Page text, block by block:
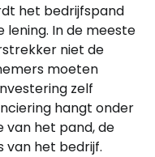
het bedrijfspand
In de meeste
niet de
moeten
zelf
hangt onder
van het pand, de
van het bedrijf.